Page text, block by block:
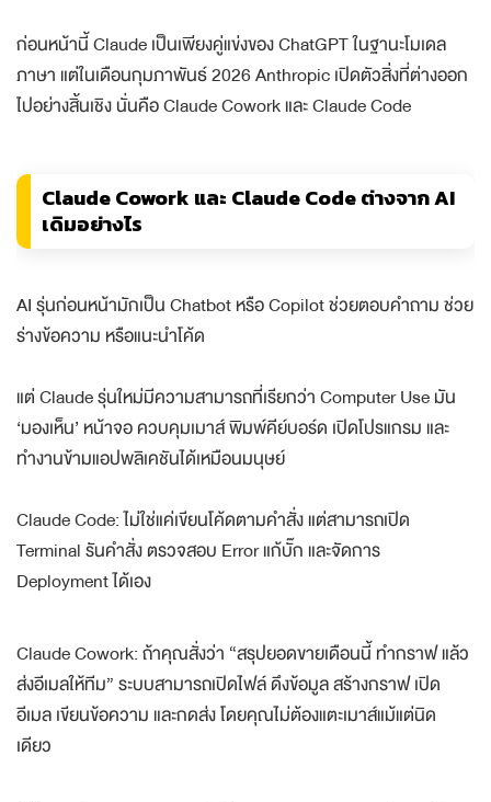
ก่อนหน้านี้ Claude เป็นเพียงคู่แข่งของ ChatGPT ในฐานะโมเดล
ภาษา แต่ในเดือนกุมภาพันธ์ 2026 Anthropic เปิดตัวสิ่งที่ต่างออก
ไปอย่างสิ้นเชิง นั่นคือ Claude Cowork และ Claude Code
Claude Cowork และ Claude Code ต่างจาก AI
เดิมอย่างไร
AI รุ่นก่อนหน้ามักเป็น Chatbot หรือ Copilot ช่วยตอบคำถาม ช่วย
ร่างข้อความ หรือแนะนำโค้ด
แต่ Claude รุ่นใหม่มีความสามารถที่เรียกว่า Computer Use มัน
‘มองเห็น’ หน้าจอ ควบคุมเมาส์ พิมพ์คีย์บอร์ด เปิดโปรแกรม และ
ทำงานข้ามแอปพลิเคชันได้เหมือนมนุษย์
Claude Code: ไม่ใช่แค่เขียนโค้ดตามคำสั่ง แต่สามารถเปิด
Terminal รันคำสั่ง ตรวจสอบ Error แก้บั๊ก และจัดการ
Deployment ได้เอง
Claude Cowork: ถ้าคุณสั่งว่า “สรุปยอดขายเดือนนี้ ทำกราฟ แล้ว
ส่งอีเมลให้ทีม” ระบบสามารถเปิดไฟล์ ดึงข้อมูล สร้างกราฟ เปิด
อีเมล เขียนข้อความ และกดส่ง โดยคุณไม่ต้องแตะเมาส์แม้แต่นิด
เดียว